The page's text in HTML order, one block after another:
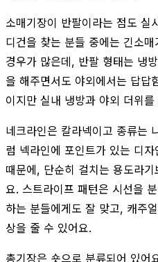
소매기장이 반팔이라는 점도 실
디건을 찾는 분들 중에는 긴소
경우가 많은데, 반팔 형태는 냉
을 해주면서도 야외에서는 답답
이지만 실내 냉방과 야외 더위
네크라인은 칼라넥이고 종류는
럼 넥라인에 포인트가 있는 디
때문에, 단순히 걸치는 용도라
요. 스트라이프 패턴은 시선을
하는 분들에게도 잘 맞고, 캐주
상을 줄 수 있어요.
총기장은 숏으로 분류되어 있어